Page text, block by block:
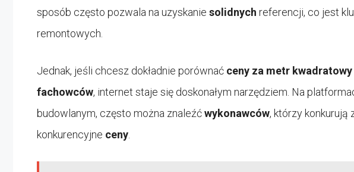
sposób często pozwala na uzyskanie solidnych referencji, co jest
remontowych.
Jednak, jeśli chcesz dokładnie porównać ceny za metr kwadratowy
fachowców, internet staje się doskonałym narzędziem. Na
budowlanym, często można znaleźćwykonawców, którzy konkurują
konkurencyjne ceny